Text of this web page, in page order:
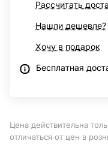
Рассчитать
Нашли дешевле?
Хочу в подарок
Бесплатная
Цена действительна
отличаться от цен в